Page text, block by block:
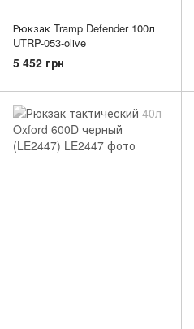
Рюкзак Tramp Defender 100л
UTRP-053-olive
5 452 грн